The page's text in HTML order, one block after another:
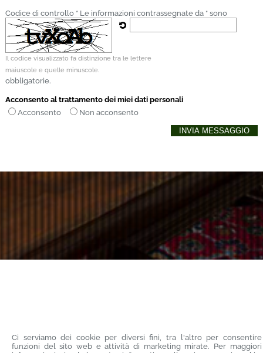
Ci serviamo dei cookie per diversi fini, tra l'altro per consentire
funzioni del sito web e attività di marketing mirate. Per maggiori
Codice di controllo *
Il codice visualizzato fa distinzione tra le lettere
maiuscole e quelle minuscole.
Le informazioni contrassegnate da * sono
obbligatorie.
Acconsento al trattamento dei miei dati personali
Acconsento
Non acconsento